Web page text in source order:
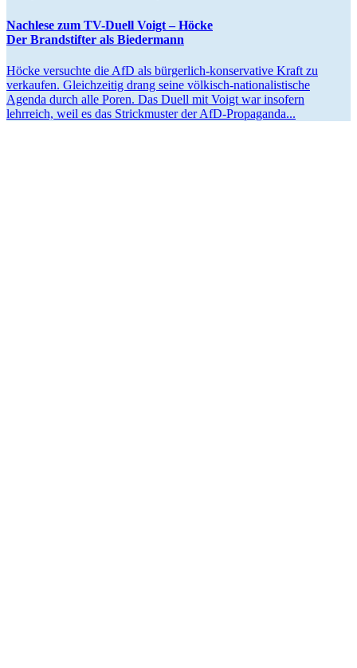
Nachlese zum TV-Duell Voigt – Höcke
Der Brand­stifter als Biedermann
Höcke versuchte die AfD als bürgerlich-konser­­vative Kraft zu
verkaufen. Gleich­zeitig drang seine völkisch-natio­na­­lis­­tische
Agenda durch alle Poren. Das Duell mit Voigt war insofern
lehrreich, weil es das Strick­muster der AfD-Propaganda...